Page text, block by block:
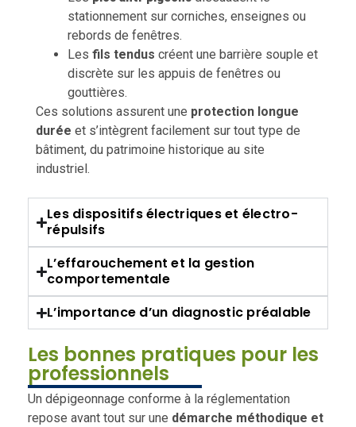
stationnement sur corniches, enseignes ou
rebords de fenêtres.
Les fils tendus créent une barrière souple et
discrète sur les appuis de fenêtres ou
gouttières.
Ces solutions assurent une protection longue
durée et s’intègrent facilement sur tout type de
bâtiment, du patrimoine historique au site
industriel.
Les dispositifs électriques et électro-
répulsifs
L’effarouchement et la gestion
comportementale
L’importance d’un diagnostic préalable
Les bonnes pratiques pour les
professionnels
Un dépigeonnage conforme à la réglementation
repose avant tout sur une démarche méthodique et